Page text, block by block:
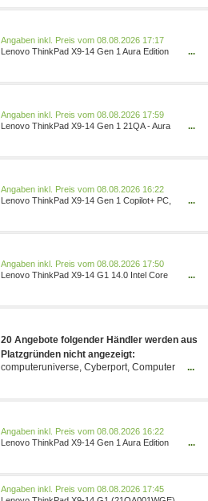
Preis vom 08.08.2026 17:17
Lenovo ThinkPad X9-14 Gen 1 Aura Edition
...
Preis vom 08.08.2026 17:59
Lenovo ThinkPad X9-14 Gen 1 21QA - Aura
...
Preis vom 08.08.2026 16:22
Lenovo ThinkPad X9-14 Gen 1 Copilot+ PC,
...
Preis vom 08.08.2026 17:50
Lenovo ThinkPad X9-14 G1 14.0 Intel Core
...
20 Angebote folgender Händler werden aus
Platzgründen nicht angezeigt:
computeruniverse, Cyberport, Computer
Alternate, ebay
...
Preis vom 08.08.2026 16:22
Lenovo ThinkPad X9-14 Gen 1 Aura Edition
...
Preis vom 08.08.2026 17:45